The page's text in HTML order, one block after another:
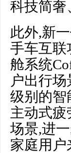
科技简奢
此外,新
手车互联
舱系统
户出行
级别的智
主动式
场景,进
家庭用户